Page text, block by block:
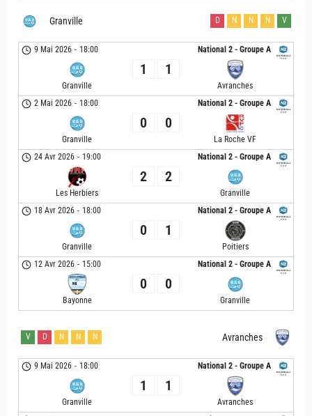
Granville D N N N V
National 2 - Groupe A
9 Mai 2026 - 18:00
Granville
1 1
Avranches
National 2 - Groupe A
2 Mai 2026 - 18:00
Granville
0 0
La Roche VF
National 2 - Groupe A
24 Avr 2026 - 19:00
Les Herbiers
2 2
Granville
National 2 - Groupe A
18 Avr 2026 - 18:00
Granville
0 1
Poitiers
National 2 - Groupe A
12 Avr 2026 - 15:00
Bayonne
0 0
Granville
Avranches
V D N N N
National 2 - Groupe A
9 Mai 2026 - 18:00
Granville
1 1
Avranches